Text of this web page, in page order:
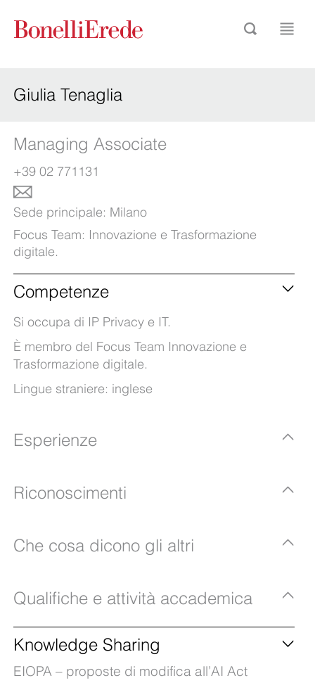
Giulia Tenaglia
Managing Associate
+39 02 771131
Sede principale: Milano
Focus Team: Innovazione e Trasformazione
digitale.
Competenze
Si occupa di IP Privacy e IT.
È membro del Focus Team Innovazione e
Trasformazione digitale.
Lingue straniere: inglese
Esperienze
Riconoscimenti
Che cosa dicono gli altri
Qualifiche e attività accademica
Knowledge Sharing
EIOPA – proposte di modifica all’AI Act